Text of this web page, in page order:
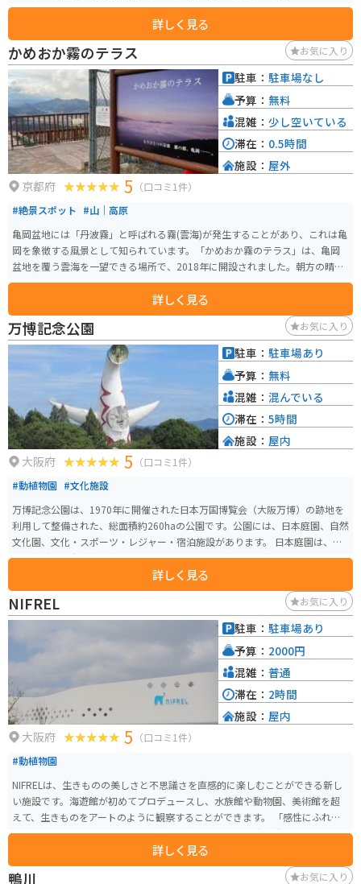
詳しく見る
かめおか霧のテラス お気に入り
京都府 5 （口コミ1件）
#絶景スポット #山｜高原
亀岡盆地には「丹波霧」と呼ばれる霧(雲海)が発生することがあり、これは亀
岡を象徴する風景として知られています。「かめおか霧のテラス」は、亀岡
盆地を覆う雲海を一望できる場所で、2018年に開設されました。朝方の晴れ
た早朝に望む風景は特に素晴らしいです。公式サイトも作られており、霧が
かった絶景を見やすいタイミングなども掲載されています。 亀岡ICから約10
分で到着します。少し幅の狭い山道を登る必要がありますが、周辺にはゴル
フ場もあったり、配達業の方も利用する道なので、比較的安心して絶景を楽
しめます。
詳しく見る
駐車： 駐車場なし
予算： 無料
混雑： 少し空いている
滞在： 0.5時間
施設： 屋外
万博記念公園 お気に入り
大阪府 5 （口コミ1件）
#動植物園 #文化施設
万博記念公園は、1970年に開催された日本万国博覧会（大阪万博）の跡地を
利用して整備された、総面積約260haの公園です。公園には、日本庭園、自然
文化園、文化・スポーツ・レジャー・宿泊施設があります。 日本庭園は、万
博開催時に日本政府の出展施設であり、「国立民族学博物館」もあります。
自然文化園は、博覧会のシンボル「太陽の塔」を中心に、森から里山までの
自然風景、平野でのイベントやお祭りが催されています。
詳しく見る
駐車： 駐車場あり
予算： 無料
混雑： 混んでいる
滞在： 5時間
施設： 屋内
NIFREL お気に入り
大阪府 5 （口コミ1件）
#動植物園
NIFRELは、生きものの美しさと不思議さを直感的に楽しむことができる新し
い施設です。海遊館が初めてプロデュースし、水族館や動物園、美術館を超
えて、生きものをアートのように観察することができます。 「感性にふれ
る」をコンセプトとして、地球が育む多様な生き物と個性を造形物、空間、
照明、映像、音楽と融合する「インスタレーション」を使って表現し、子ど
もから大人までの感性を刺激し心を豊かにします。 ミュージアムは「感性に
詳しく見る
駐車： 駐車場あり
予算： 2000円
混雑： 普通
滞在： 2時間
施設： 屋内
鴨川 お気に入り